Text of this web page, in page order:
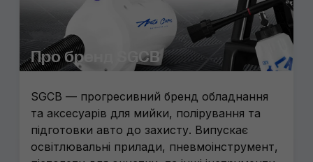
Про бренд SGCB
SGCB — прогресивний бренд обладнання
та аксесуарів для мийки, полірування та
підготовки авто до захисту. Випускає
освітлювальні прилади, пневмоінструмент,
CarPro
Triens